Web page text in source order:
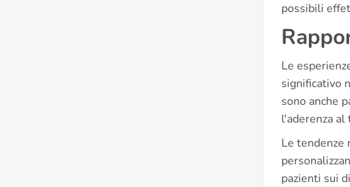
possibili
Le
significativo
sono anche
l'aderenza
Le tendenze
pazienti sui